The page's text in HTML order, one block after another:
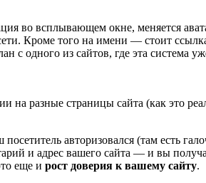
во всплывающем окне, меняется
Кроме того на имени — стоит
одного из сайтов, где эта система
на разные страницы сайта (как это
посетитель авторизовался (там есть
и адрес вашего сайта — и вы
еще и рост доверия к вашему сайту.